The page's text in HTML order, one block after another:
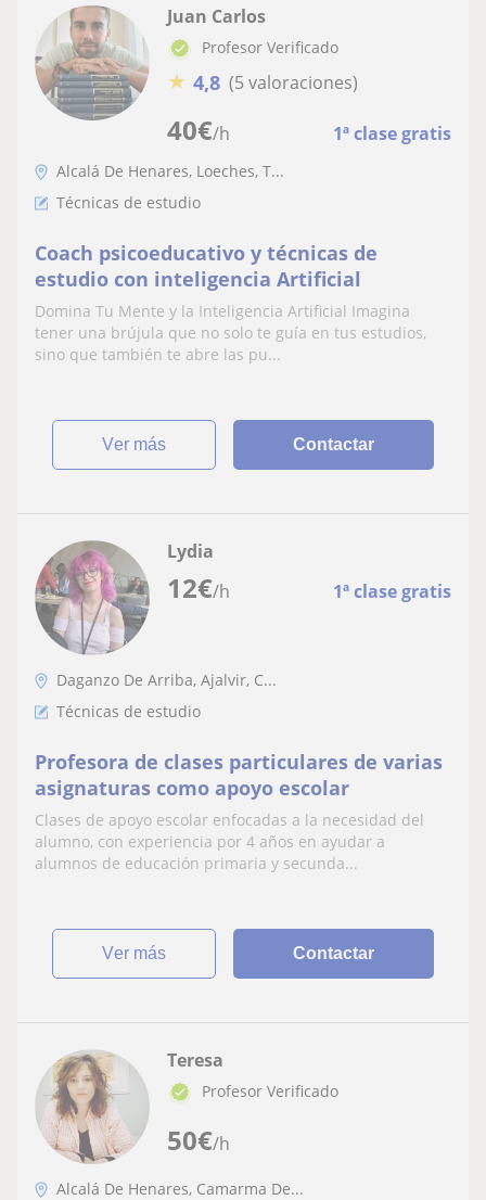
40€/h 1ª clase gratis
Juan Carlos
Profesor Verificado
★ 4,8 (5 valoraciones)
Alcalá De Henares, Loeches, T...
Técnicas de estudio
Coach psicoeducativo y técnicas de
estudio con inteligencia Artificial
Domina Tu Mente y la Inteligencia Artificial Imagina
tener una brújula que no solo te guía en tus estudios,
sino que también te abre las pu...
ver más Contactar
12€/h 1ª clase gratis
Lydia
Daganzo De Arriba, Ajalvir, C...
Técnicas de estudio
Profesora de clases particulares de varias
asignaturas como apoyo escolar
Clases de apoyo escolar enfocadas a la necesidad del
alumno, con experiencia por 4 años en ayudar a
alumnos de educación primaria y secunda...
ver más Contactar
50€/h
Teresa
Profesor Verificado
Alcalá De Henares, Camarma De...